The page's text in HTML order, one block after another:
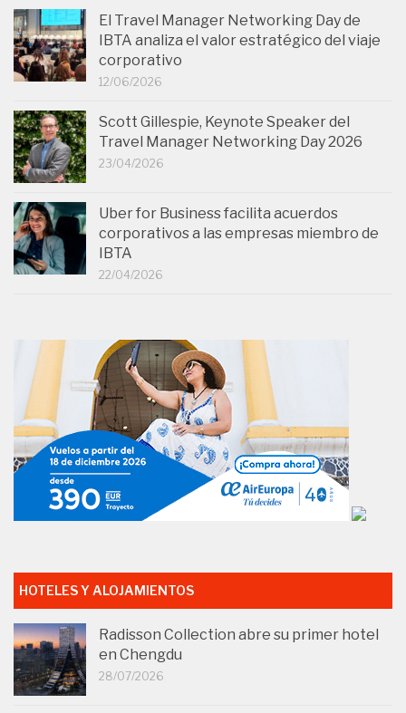
El Travel Manager Networking Day de
IBTA analiza el valor estratégico del viaje
corporativo
12/06/2026
Scott Gillespie, Keynote Speaker del
Travel Manager Networking Day 2026
23/04/2026
Uber for Business facilita acuerdos
corporativos a las empresas miembro de
IBTA
22/04/2026
HOTELES Y ALOJAMIENTOS
Radisson Collection abre su primer hotel
en Chengdu
28/07/2026